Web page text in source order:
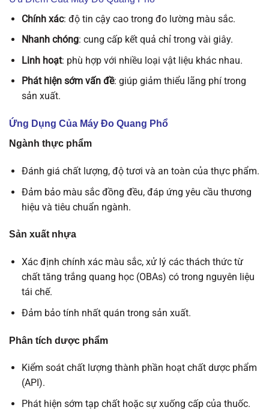
Chính xác: độ tin cậy cao trong đo lường màu sắc.
Nhanh chóng: cung cấp kết quả chỉ trong vài giây.
Linh hoạt: phù hợp với nhiều loại vật liệu khác nhau.
Phát hiện sớm vấn đề: giúp giảm thiểu lãng phí trong
sản xuất.
Ứng Dụng Của Máy Đo Quang Phổ
Ngành thực phẩm
Đánh giá chất lượng, độ tươi và an toàn của thực phẩm.
Đảm bảo màu sắc đồng đều, đáp ứng yêu cầu thương
hiệu và tiêu chuẩn ngành.
Sản xuất nhựa
Xác định chính xác màu sắc, xử lý các thách thức từ
chất tăng trắng quang học (OBAs) có trong nguyên liệu
tái chế.
Đảm bảo tính nhất quán trong sản xuất.
Phân tích dược phẩm
Kiểm soát chất lượng thành phần hoạt chất dược phẩm
(API).
Phát hiện sớm tạp chất hoặc sự xuống cấp của thuốc.